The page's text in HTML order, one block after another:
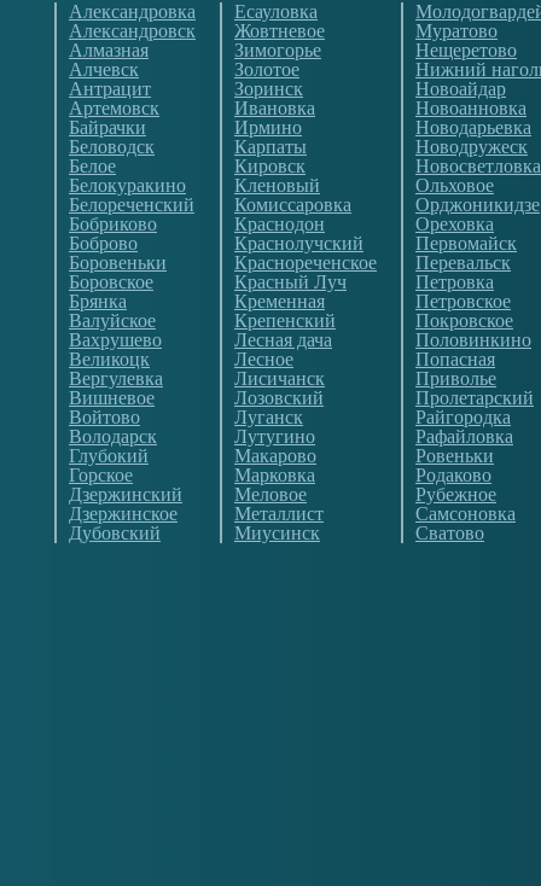
Александровка
Александровск
Алмазная
Алчевск
Антрацит
Артемовск
Байрачки
Беловодск
Белое
Белокуракино
Белореченский
Бобриково
Боброво
Боровеньки
Боровское
Брянка
Валуйское
Вахрушево
Великоцк
Вергулевка
Вишневое
Войтово
Володарск
Глубокий
Горское
Дзержинский
Дзержинское
Дубовский
Есауловка
Жовтневое
Зимогорье
Золотое
Зоринск
Ивановка
Ирмино
Карпаты
Кировск
Кленовый
Комиссаровка
Краснодон
Краснолучский
Краснореченское
Красный Луч
Кременная
Крепенский
Лесная дача
Лесное
Лисичанск
Лозовский
Луганск
Лутугино
Макарово
Марковка
Меловое
Металлист
Миусинск
Муратово
Нещеретово
Нижний
Новоайдар
Новоанновка
Новодарьевка
Новодружеск
Новосветловка
Ольховое
Орджоникидзе
Ореховка
Первомайск
Перевальск
Петровка
Петровское
Покровское
Половинкино
Попасная
Приволье
Пролетарский
Райгородка
Рафайловка
Ровеньки
Родаково
Рубежное
Самсоновка
Сватово